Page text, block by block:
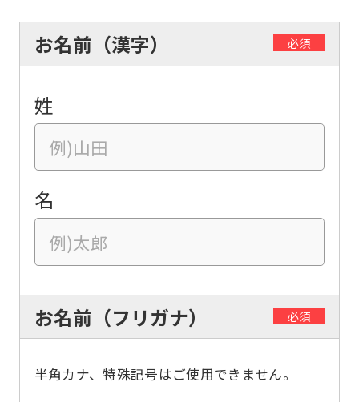
お名前（漢字） 必須
姓
名
お名前（フリガナ） 必須
半角カナ、特殊記号はご使用できません。